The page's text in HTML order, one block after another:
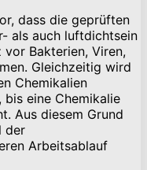
dass die geprüften
als auch luftdichtsein
vor Bakterien, Viren,
Gleichzeitig wird
Chemikalien
bis eine Chemikalie
Aus diesem Grund
der
Arbeitsablauf